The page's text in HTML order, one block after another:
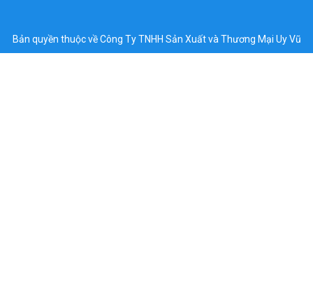
Bản quyền thuộc về Công Ty TNHH Sản Xuất và Thương Mại Uy Vũ